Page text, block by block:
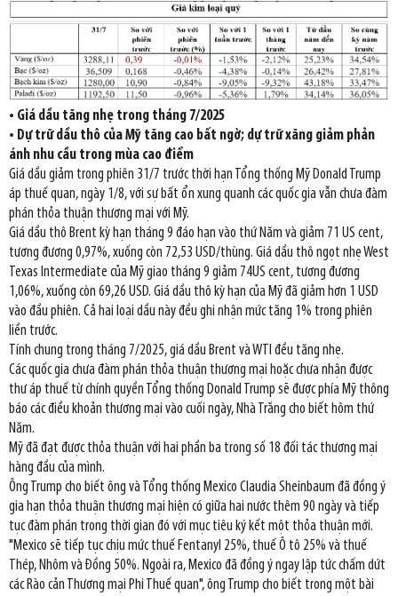
• Giá dầu tăng nhẹ trong tháng 7/2025
• Dự trữ dầu thô của Mỹ tăng cao bất ngờ; dự trữ xăng giảm phản
ánh nhu cầu trong mùa cao điểm
Giá dầu giảm trong phiên 31/7 trước thời hạn Tổng thống Mỹ Donald Trump
áp thuế quan, ngày 1/8, với sự bất ổn xung quanh các quốc gia vẫn chưa đàm
phán thỏa thuận thương mại với Mỹ.
Giá dầu thô Brent kỳ hạn tháng 9 đáo hạn vào thứ Năm và giảm 71 US cent,
tương đương 0,97%, xuống còn 72,53 USD/thùng. Giá dầu thô ngọt nhẹ West
Texas Intermediate của Mỹ giao tháng 9 giảm 74US cent, tương đương
1,06%, xuống còn 69,26 USD. Giá dầu thô kỳ hạn của Mỹ đã giảm hơn 1 USD
vào đầu phiên. Cả hai loại dầu này đều ghi nhận mức tăng 1% trong phiên
liền trước.
Tính chung trong tháng 7/2025, giá dầu Brent và WTI đều tăng nhẹ.
Các quốc gia chưa đàm phán thỏa thuận thương mại hoặc chưa nhận được
thư áp thuế từ chính quyền Tổng thống Donald Trump sẽ được phía Mỹ thông
báo các điều khoản thương mại vào cuối ngày, Nhà Trắng cho biết hôm thứ
Năm.
Mỹ đã đạt được thỏa thuận với hai phần ba trong số 18 đối tác thương mại
hàng đầu của mình.
Ông Trump cho biết ông và Tổng thống Mexico Claudia Sheinbaum đã đồng ý
gia hạn thỏa thuận thương mại hiện có giữa hai nước thêm 90 ngày và tiếp
tục đàm phán trong thời gian đó với mục tiêu ký kết một thỏa thuận mới.
"Mexico sẽ tiếp tục chịu mức thuế Fentanyl 25%, thuế Ô tô 25% và thuế
Thép, Nhôm và Đồng 50%. Ngoài ra, Mexico đã đồng ý ngay lập tức chấm dứt
các Rào cản Thương mại Phi Thuế quan", ông Trump cho biết trong một bài